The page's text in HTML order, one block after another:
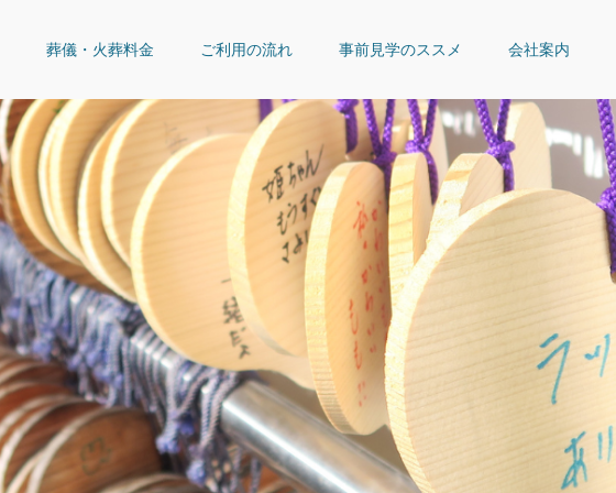
葬儀・火葬料金 ご利用の流れ 事前見学のススメ 会社案内